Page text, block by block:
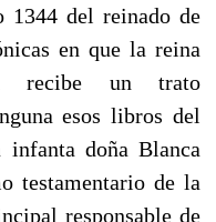
del reinado de
en que la reina
recibe un trato
esos libros del
doña Blanca
testamentario de la
responsable de